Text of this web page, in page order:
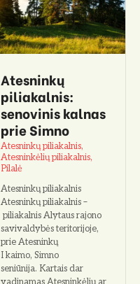
Atesninkų
piliakalnis:
senovinis kalnas
prie Simno
Atesninkų piliakalnis,
Atesninkėlių piliakalnis,
Pilalė
Atesninkų piliakalnis
Atesninkų piliakalnis –
piliakalnis Alytaus rajono
savivaldybės teritorijoje,
prie Atesninkų
I kaimo, Simno
seniūnija. Kartais dar